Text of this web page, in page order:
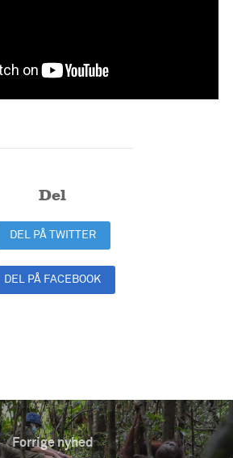
Del
DEL PÅ TWITTER
DEL PÅ FACEBOOK
Forrige nyhed